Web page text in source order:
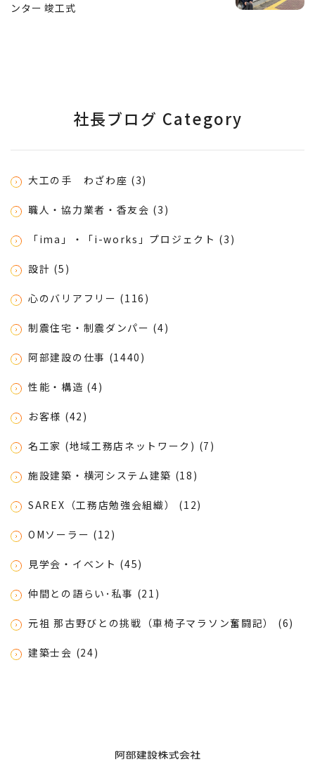
ンター 竣工式
社長ブログ Category
大工の手 わざわ座 (3)
職人・協力業者・香友会 (3)
「ima」・「i-works」プロジェクト (3)
設計 (5)
心のバリアフリー (116)
制震住宅・制震ダンパー (4)
阿部建設の仕事 (1440)
性能・構造 (4)
お客様 (42)
名工家 (地域工務店ネットワーク) (7)
施設建築・横河システム建築 (18)
SAREX（工務店勉強会組織） (12)
OMソーラー (12)
見学会・イベント (45)
仲間との語らい･私事 (21)
元祖 那古野びとの挑戦（車椅子マラソン奮闘記） (6)
建築士会 (24)